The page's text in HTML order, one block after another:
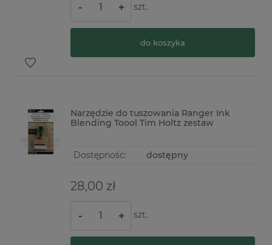
- + szt.
do koszyka
Narzędzie do tuszowania Ranger Ink
Blending Toool Tim Holtz zestaw
Dostępność: dostępny
28,00 zł
- + szt.